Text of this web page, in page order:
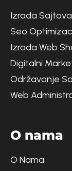
Izrada Sajtova
Seo
Izrada Web
Digitalni
Održavanje
Web
O nama
O Nama